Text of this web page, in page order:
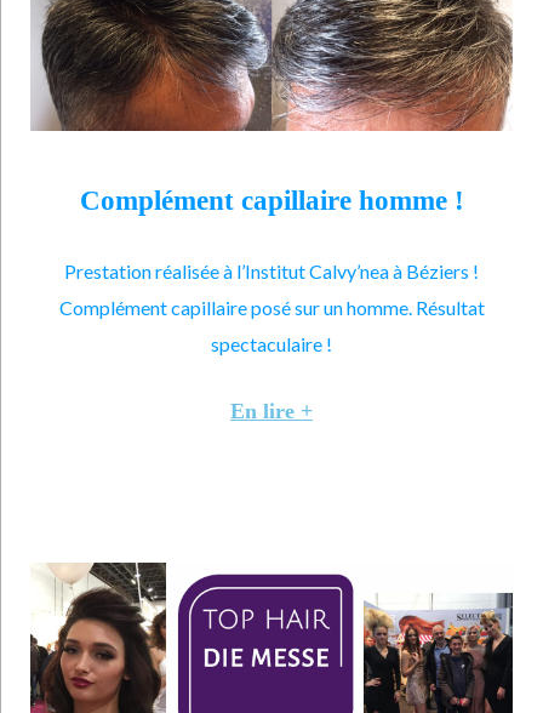
Complément capillaire homme !
Prestation réalisée à l’Institut Calvy’nea à Béziers !
Complément capillaire posé sur un homme. Résultat
spectaculaire !
En lire +